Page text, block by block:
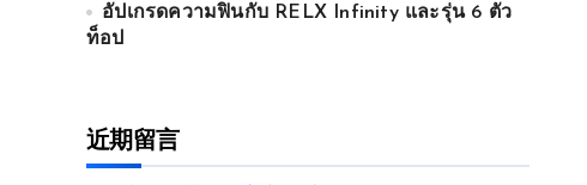
อัปเกรดความฟินกับ RELX Infinity และรุ่น 6 ตัว
ท็อป
近期留言